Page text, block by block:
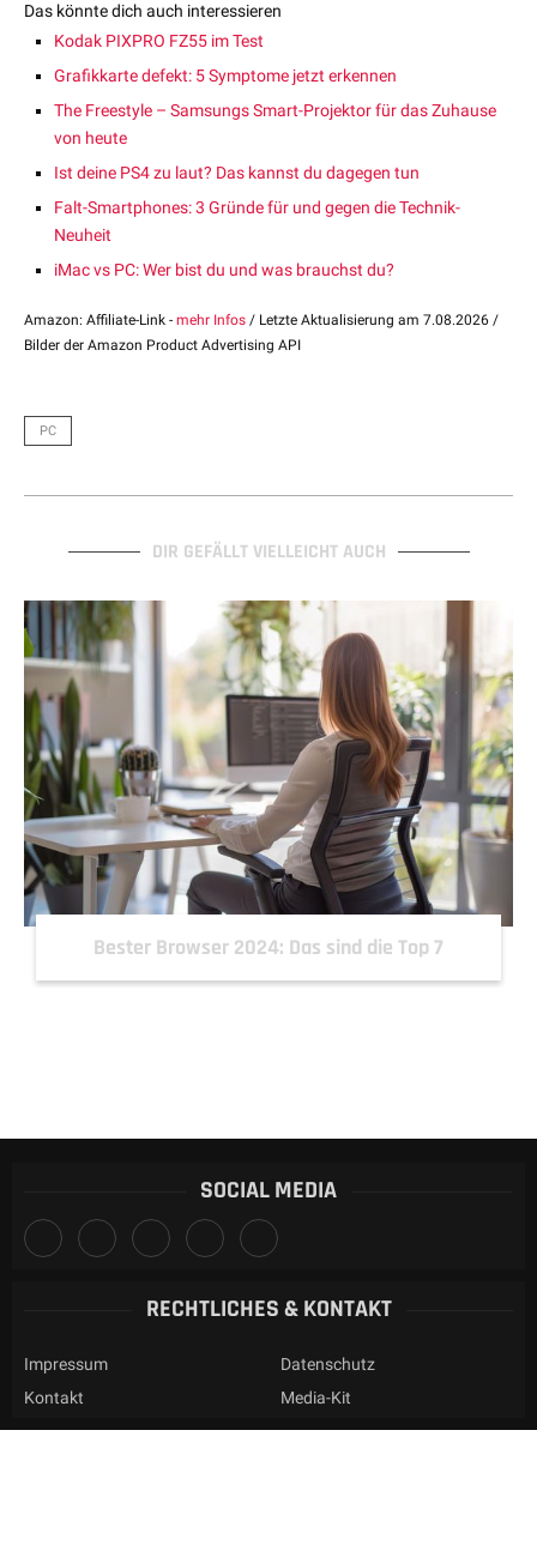
Das könnte dich auch interessieren
Kodak PIXPRO FZ55 im Test
Grafikkarte defekt: 5 Symptome jetzt erkennen
The Freestyle – Samsungs Smart-Projektor für das Zuhause
von heute
Ist deine PS4 zu laut? Das kannst du dagegen tun
Falt-Smartphones: 3 Gründe für und gegen die Technik-
Neuheit
iMac vs PC: Wer bist du und was brauchst du?
Amazon: Affiliate-Link - mehr Infos / Letzte Aktualisierung am 7.08.2026 /
Bilder der Amazon Product Advertising API
PC
DIR GEFÄLLT VIELLEICHT AUCH
Bester Browser 2024: Das sind die Top 7
SOCIAL MEDIA
RECHTLICHES & KONTAKT
Impressum
Datenschutz
Kontakt
Media-Kit